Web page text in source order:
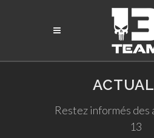
Restez informés
13